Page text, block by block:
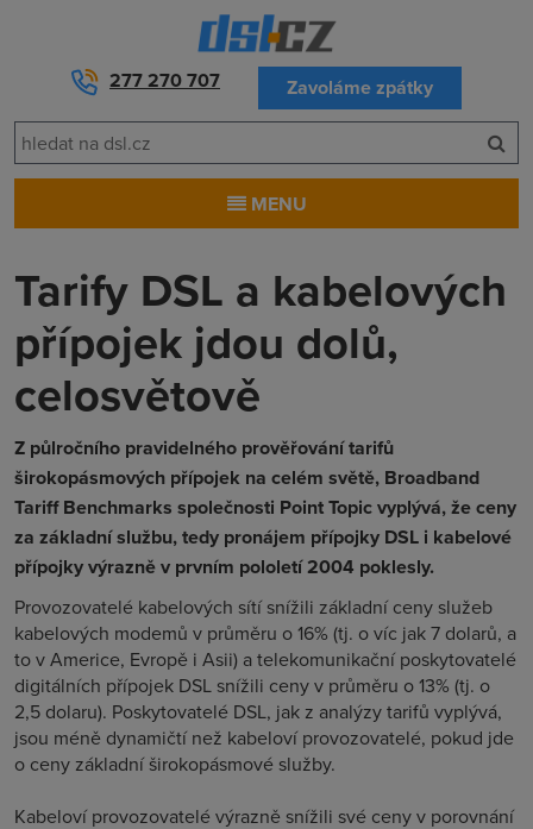
277 270 707 Zavoláme zpátky
MENU
Tarify DSL a kabelových
přípojek jdou dolů,
celosvětově
Z půlročního pravidelného prověřování tarifů
širokopásmových přípojek na celém světě, Broadband
Tariff Benchmarks společnosti Point Topic vyplývá, že ceny
za základní službu, tedy pronájem přípojky DSL i kabelové
přípojky výrazně v prvním pololetí 2004 poklesly.
Provozovatelé kabelových sítí snížili základní ceny služeb
kabelových modemů v průměru o 16% (tj. o víc jak 7 dolarů, a
to v Americe, Evropě i Asii) a telekomunikační poskytovatelé
digitálních přípojek DSL snížili ceny v průměru o 13% (tj. o
2,5 dolaru). Poskytovatelé DSL, jak z analýzy tarifů vyplývá,
jsou méně dynamičtí než kabeloví provozovatelé, pokud jde
o ceny základní širokopásmové služby.
Kabeloví provozovatelé výrazně snížili své ceny v porovnání